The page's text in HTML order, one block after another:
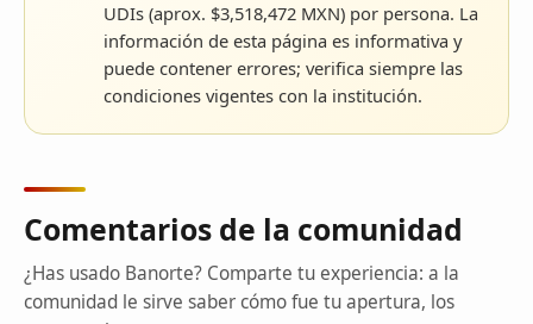
UDIs (aprox. $3,518,472 MXN) por persona. La
información de esta página es informativa y
puede contener errores; verifica siempre las
condiciones vigentes con la institución.
Comentarios de la comunidad
¿Has usado Banorte? Comparte tu experiencia: a la
comunidad le sirve saber cómo fue tu apertura, los